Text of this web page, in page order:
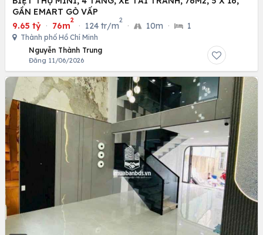
GẦN EMART GÒ VẤP
9.65 tỷ · 76m
2
· 124 tr/m
2
· 10m · 1
Thành phố Hồ Chí Minh
Nguyễn Thành Trung
Đăng 11/06/2026